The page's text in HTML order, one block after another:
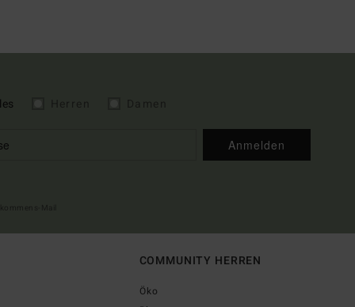
Anmelden
COMMUNITY HERREN
Öko